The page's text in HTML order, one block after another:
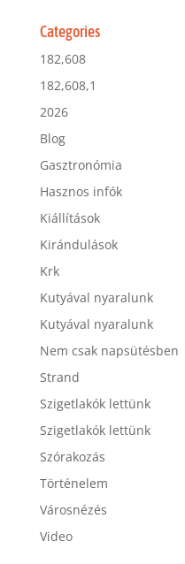
Categories
182,608
182,608,1
2026
Blog
Gasztronómia
Hasznos infók
Kiállítások
Kirándulások
Krk
Kutyával nyaralunk
Kutyával nyaralunk
Nem csak napsütésben
Strand
Szigetlakók lettünk
Szigetlakók lettünk
Szórakozás
Történelem
Városnézés
Video